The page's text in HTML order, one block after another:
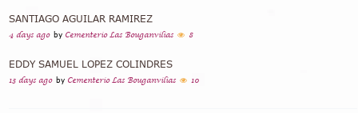
SANTIAGO AGUILAR RAMIREZ
4 days ago by Cementerio Las Bouganvilias 8
EDDY SAMUEL LOPEZ COLINDRES
13 days ago by Cementerio Las Bouganvilias 10